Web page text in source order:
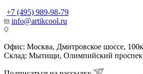
+7 (495) 989-98-79
info@artikcool.ru
Офис: Москва, Дмитровское шоссе,
Склад: Мытищи, Олимпийский